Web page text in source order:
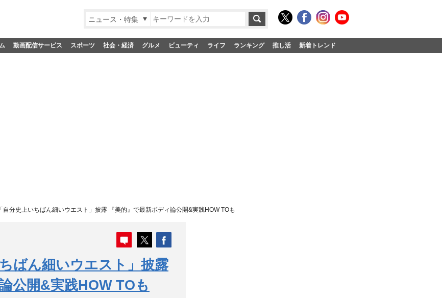
ニュース・特集
動画配信サービス スポーツ 社会・経済 グルメ ビューティ ライフ ランキング 推し活 新着トレンド
自分史上いちばん細いウエスト」披露 『美的』で最新ボディ論公開&実践HOW TOも
ばん細いウエスト」披露
公開&実践HOW TOも